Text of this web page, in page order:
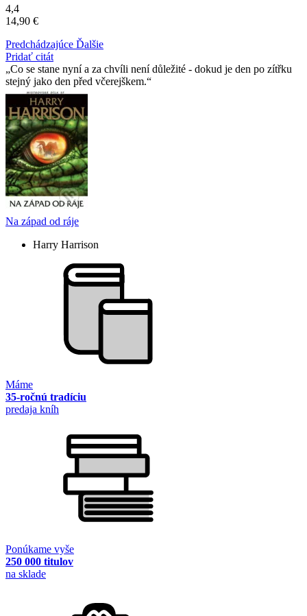
4,4
14,90 €
Predchádzajúce Ďalšie
Pridať citát
Co se stane nyní a za chvíli není důležité - dokud je den po zítřku
stejný jako den před včerejškem.
Na západ od ráje
Harry Harrison
Máme
35-ročnú tradíciu
predaja kníh
Ponúkame vyše
250 000 titulov
na sklade